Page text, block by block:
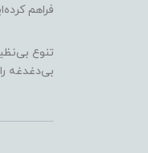
فراهم
تنوع
بی‌دغدغه